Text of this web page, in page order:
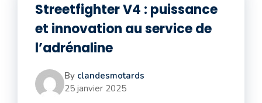
Streetfighter V4 : puissance
et innovation au service de
l’adrénaline
By clandesmotards
25 janvier 2025